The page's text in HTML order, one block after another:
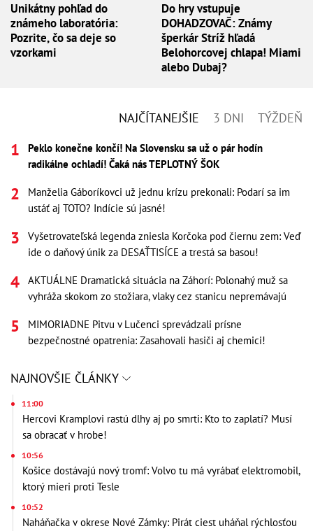
Unikátny pohľad do
známeho laboratória:
Pozrite, čo sa deje so
vzorkami
Do hry vstupuje
DOHADZOVAČ: Známy
šperkár Stríž hľadá
Belohorcovej chlapa! Miami
alebo Dubaj?
NAJČÍTANEJŠIE 3 DNI TÝŽDEŇ
Peklo konečne končí! Na Slovensku sa už o pár hodín
radikálne ochladí! Čaká nás TEPLOTNÝ ŠOK
Manželia Gáboríkovci už jednu krízu prekonali: Podarí sa im
ustáť aj TOTO? Indície sú jasné!
Vyšetrovateľská legenda zniesla Korčoka pod čiernu zem: Veď
ide o daňový únik za DESAŤTISÍCE a trestá sa basou!
AKTUÁLNE Dramatická situácia na Záhorí: Polonahý muž sa
vyhráža skokom zo stožiara, vlaky cez stanicu nepremávajú
MIMORIADNE Pitvu v Lučenci sprevádzali prísne
bezpečnostné opatrenia: Zasahovali hasiči aj chemici!
NAJNOVŠIE ČLÁNKY
11:00
Hercovi Kramplovi rastú dlhy aj po smrti: Kto to zaplatí? Musí
sa obracať v hrobe!
10:56
Košice dostávajú nový tromf: Volvo tu má vyrábať elektromobil,
ktorý mieri proti Tesle
10:52
Naháňačka v okrese Nové Zámky: Pirát ciest uháňal rýchlosťou